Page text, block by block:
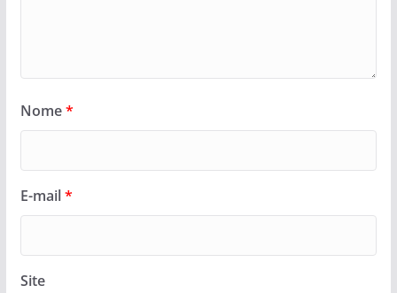
Nome*
E-mail*
Site